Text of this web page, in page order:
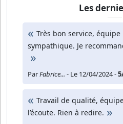
Les
Très bon service,
sympathique. Je
ParFabrice... - Le 12/04/2024 -
Travail de qualité,
l’écoute. Rien à redire.